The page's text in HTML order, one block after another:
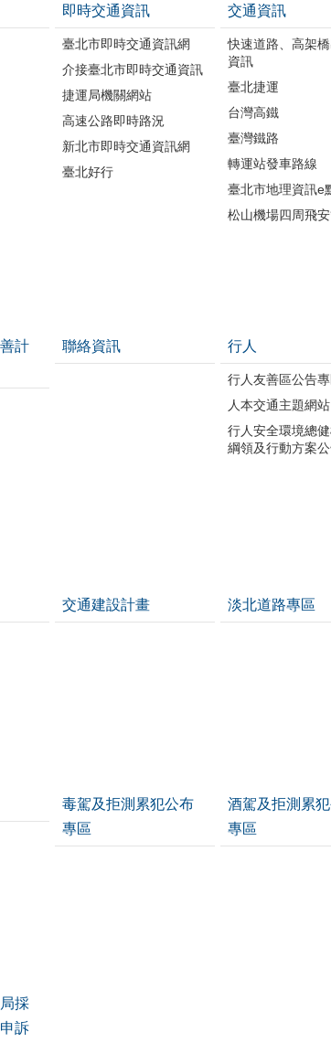
即時交通資訊
臺北市即時交通資訊網
介接臺北市即時交通資訊
捷運局機關網站
高速公路即時路況
新北市即時交通資訊網
臺北好行
交通資訊
快速道路、高架
資訊
臺北捷運
台灣高鐵
臺灣鐵路
轉運站發車路線
臺北市地理資訊e
松山機場四周飛安
計
聯絡資訊 行人
行人友善區公告
人本交通主題網站
行人安全環境總
綱領及行動方案
交通建設計畫 淡北道路專區
毒駕及拒測累犯公布
專區
酒駕及拒測累
專區
採
訴